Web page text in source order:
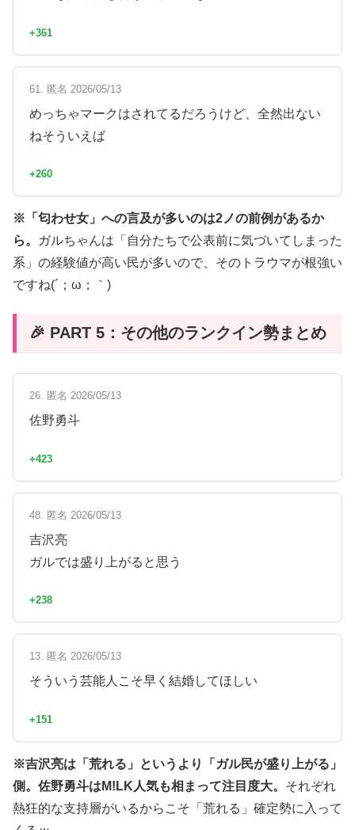
+361
61. 匿名 2026/05/13
めっちゃマークはされてるだろうけど、全然出ない
ねそういえば
+260
※「匂わせ女」への言及が多いのは2ノの前例があるか
ら。
ガルちゃんは「自分たちで公表前に気づいてしまった
系」の経験値が高い民が多いので、そのトラウマが根強い
ですね(´；ω；｀)
🎉 PART 5：その他のランクイン勢まとめ
26. 匿名 2026/05/13
佐野勇斗
+423
48. 匿名 2026/05/13
吉沢亮
ガルでは盛り上がると思う
+238
13. 匿名 2026/05/13
そういう芸能人こそ早く結婚してほしい
+151
※吉沢亮は「荒れる」というより「ガル民が盛り上がる」
側。佐野勇斗はM!LK人気も相まって注目度大。 それぞれ
熱狂的な支持層がいるからこそ「荒れる」確定勢に入って